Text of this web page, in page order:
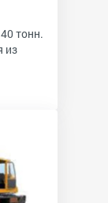
тонн.
из